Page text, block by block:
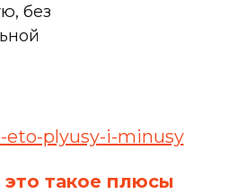
без
это такое плюсы